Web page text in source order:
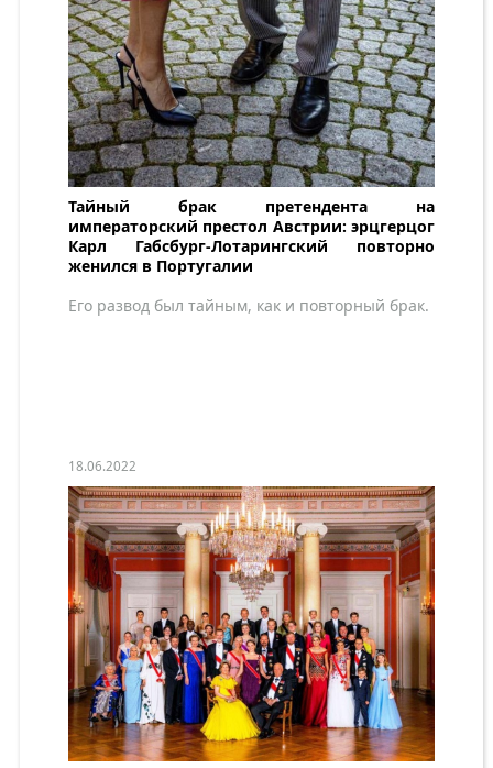
Тайный брак претендента на
императорский престол Австрии: эрцгерцог
Карл Габсбург-Лотарингский повторно
женился в Португалии
Его развод был тайным, как и повторный брак.
18.06.2022